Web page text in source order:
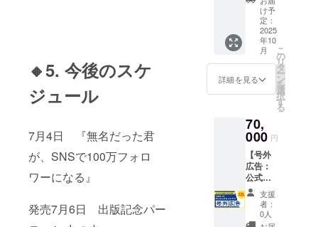
🔸5. 今後のスケ
ジュール
7月4日 『無名だった君
が、SNSで100万フォロ
ワーになる』
発売7月6日 出版記念パー
そ深く
届く、
恋愛の
アップ
デート
体験
を。 一
緒に
「好き
てもら
える自
分」に
なりま
しょ
う！
こんな
方にお
すすめ
・出版
に興味
がある
すべて
の人 ・
情報発
化した
い起業
家・専
門家・
講師の
方 ・自
分の経
験を
「本」
という
んな方
におす
すめ ・
SNSで
の発信
を本気
たい方
・影響
てたい
起業
家・講
師・個
人事業
主 ・一
歩踏み
出した
いけど
孤独を
の内容
です。
● 得ら
れるこ
子さん
に合っ
ルの発
見 ・学
習の優
先順位
の整理
と習慣
化のヒ
ント ・
集中力
になり
ます。
配信先
は、
とっ
これま
で築い
ビジネ
ス・発
信に関
心の高
い読者
層。あ
なたの
発信に
興味関
やレス
トラン
など落
ち着い
た空間
で、
SNSの
み・将
来の方
向性・
人間関
係… 今
あなた
が抱え
ている
どんな
スして
きたイ
ンフル
エン
サー
「とっ
しー」
るイベ
ントや
コミュ
ニティ
に講演
者とし
て登壇
いたし
ます。
が“とっ
しー講
演会”の
主催者
になれ
るチャ
ンス ／
TikTok
フォロ
万人、
YouTub
e登録者
10万
人、
SNS総
フォロ
ワー数
70万人
超のイ
け予
定：
2025
年10
月
詳細を見る
こ
の
リ
タ
ー
ン
を
選
択
す
る
70,
000 円
【号外
広告：
公式
LINE＆
Facebo
ok＆メ
ルマガ
支援
者：
0人